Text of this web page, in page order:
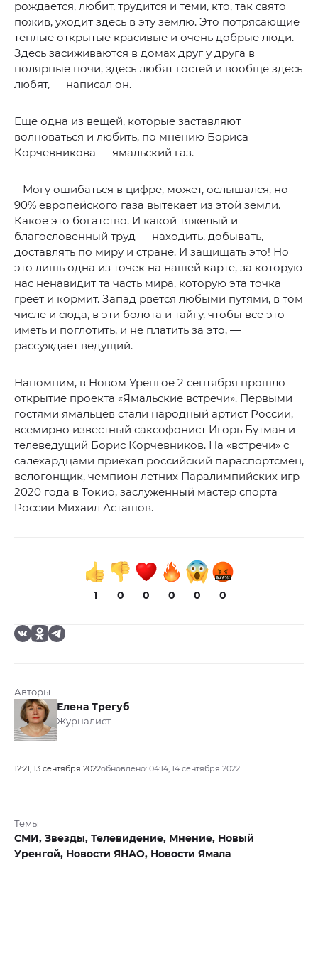
рождается, любит, трудится и теми, кто, так свято
пожив, уходит здесь в эту землю. Это потрясающие
теплые открытые красивые и очень добрые люди.
Здесь засиживаются в домах друг у друга в
полярные ночи, здесь любят гостей и вообще здесь
любят, — написал он.
Еще одна из вещей, которые заставляют
волноваться и любить, по мнению Бориса
Корчевникова — ямальский газ.
– Могу ошибаться в цифре, может, ослышался, но
90% европейского газа вытекает из этой земли.
Какое это богатство. И какой тяжелый и
благословенный труд — находить, добывать,
доставлять по миру и стране. И защищать это! Но
это лишь одна из точек на нашей карте, за которую
нас ненавидит та часть мира, которую эта точка
греет и кормит. Запад рвется любыми путями, в том
числе и сюда, в эти болота и тайгу, чтобы все это
иметь и поглотить, и не платить за это, —
рассуждает ведущий.
Напомним, в Новом Уренгое 2 сентября прошло
открытие проекта «Ямальские встречи». Первыми
гостями ямальцев стали народный артист России,
всемирно известный саксофонист Игорь Бутман и
телеведущий Борис Корчевников. На «встречи» с
салехардцами приехал российский параспортсмен,
велогонщик, чемпион летних Паралимпийских игр
2020 года в Токио, заслуженный мастер спорта
России Михаил Асташов.
1 0 0 0 0 0
Авторы
Елена Трегуб
Журналист
12:21, 13 сентября 2022обновлено: 04:14, 14 сентября 2022
Темы
СМИ, Звезды, Телевидение, Мнение, Новый
Уренгой, Новости ЯНАО, Новости Ямала